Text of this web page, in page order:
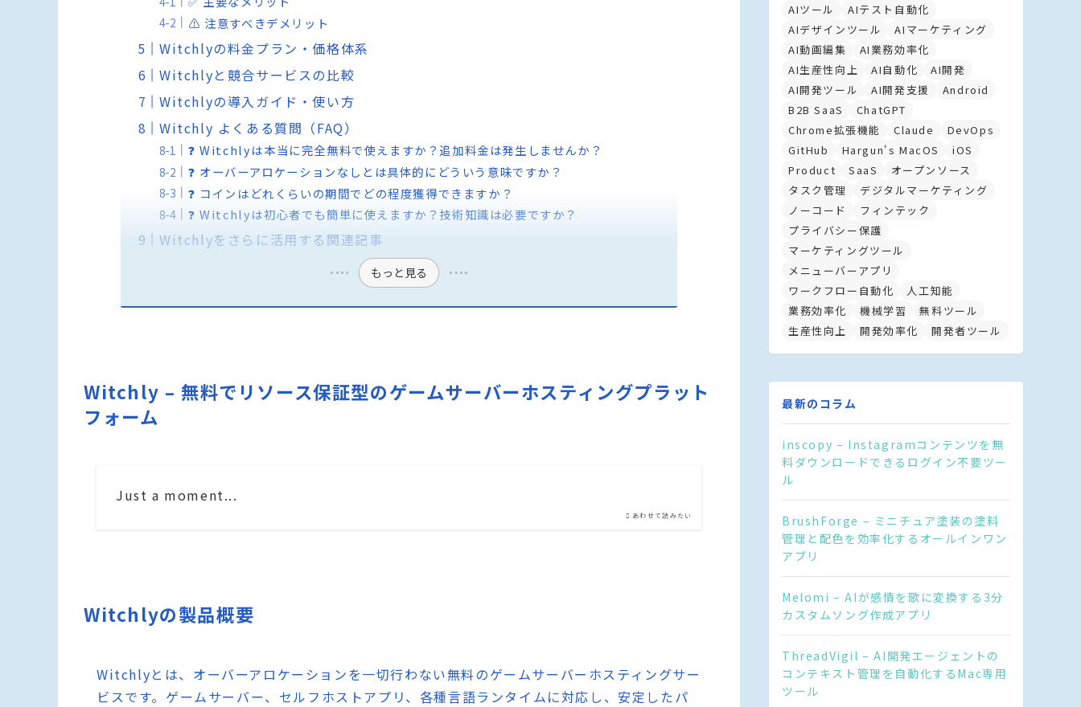
⚠️ 注意すべきデメリット
Witchlyの料金プラン・価格体系
Witchlyと競合サービスの比較
Witchlyの導入ガイド・使い方
Witchly よくある質問（FAQ）
❓ Witchlyは本当に完全無料で使えますか？追加料金は発生しませんか？
❓ オーバーアロケーションなしとは具体的にどういう意味ですか？
❓ コインはどれくらいの期間でどの程度獲得できますか？
❓ Witchlyは初心者でも簡単に使えますか？技術知識は必要ですか？
Witchlyをさらに活用する関連記事
もっと見る
Witchly – 無料でリソース保証型のゲームサーバーホスティングプラット
フォーム
あわせて読みたい
Just a moment...
Witchlyの製品概要
Witchlyとは、オーバーアロケーションを一切行わない無料のゲームサーバーホスティングサー
ビスです。ゲームサーバー、セルフホストアプリ、各種言語ランタイムに対応し、安定したパ
AIツール
AIテスト自動化
AIデザインツール
AIマーケティング
AI動画編集
AI業務効率化
AI生産性向上
AI自動化
AI開発
AI開発ツール
AI開発支援
Android
B2B SaaS
ChatGPT
Chrome拡張機能
Claude
DevOps
GitHub
Hargun's MacOS
iOS
Product
SaaS
オープンソース
タスク管理
デジタルマーケティング
ノーコード
フィンテック
プライバシー保護
マーケティングツール
メニューバーアプリ
ワークフロー自動化
人工知能
業務効率化
機械学習
無料ツール
生産性向上
開発効率化 開発者ツール
最新のコラム
inscopy – Instagramコンテンツを無
料ダウンロードできるログイン不要ツー
ル
BrushForge – ミニチュア塗装の塗料
管理と配色を効率化するオールインワン
アプリ
Melomi – AIが感情を歌に変換する3分
カスタムソング作成アプリ
ThreadVigil – AI開発エージェントの
コンテキスト管理を自動化するMac専用
ツール